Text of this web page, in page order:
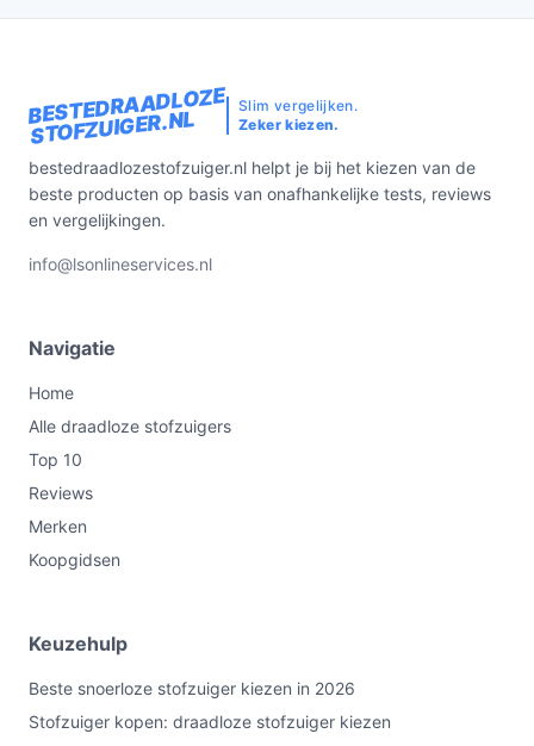
BESTEDRAADLOZE
STOFZUIGER.NL
Slim vergelijken.
Zeker kiezen.
bestedraadlozestofzuiger.nl helpt je bij het kiezen van de
beste producten op basis van onafhankelijke tests, reviews
en vergelijkingen.
info@lsonlineservices.nl
Navigatie
Home
Alle draadloze stofzuigers
Top 10
Reviews
Merken
Koopgidsen
Keuzehulp
Beste snoerloze stofzuiger kiezen in 2026
Stofzuiger kopen: draadloze stofzuiger kiezen